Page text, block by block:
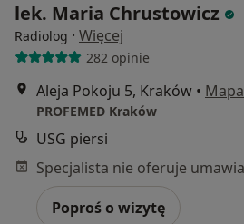
lek. Maria Chrustowicz
Radiolog · Więcej
282 opinie
Aleja Pokoju 5, Kraków • Mapa
PROFEMED Kraków
USG piersi
Poproś o wizytę